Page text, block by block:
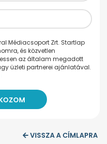
Médiacsoport Zrt. Startlap
és közvetlen
az általam megadott
üzleti partnerei ajánlatával.
VISSZA A CÍMLAPRA